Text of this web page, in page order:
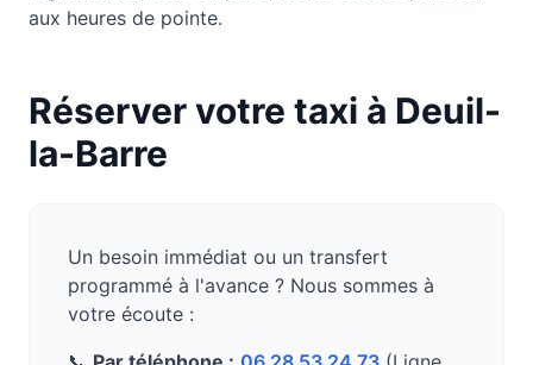
aux heures de pointe.
Réserver votre taxi à Deuil-
la-Barre
Un besoin immédiat ou un transfert
programmé à l'avance ? Nous sommes à
votre écoute :